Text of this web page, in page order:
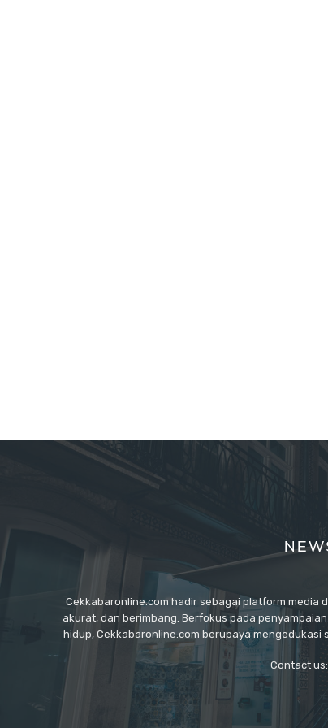
Cekkabaronline.com hadir sebagai platform
akurat, dan berimbang. Berfokus pada
hidup, Cekkabaronline.com berupaya mengedukasi
Contact us: